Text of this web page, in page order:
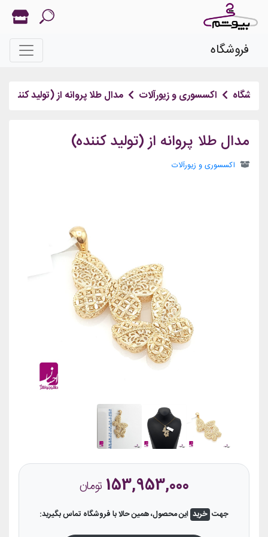
فروشگاه
فروشگاه اکسسوری و زیورآلات مدال طلا پروانه از (تولید کننده)
مدال طلا پروانه از (تولید کننده)
اکسسوری و زیورآلات
153,953,000 تومان
جهت خرید این محصول، همین حالا با فروشگاه تماس بگیرید: